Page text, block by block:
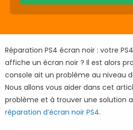
Réparation PS4 écran noir : votre
affiche un écran noir ? Il est alors
console ait un problème au niveau
Nous allons vous aider dans cet
problème et à trouver une solution
réparation d’écran noir PS4.